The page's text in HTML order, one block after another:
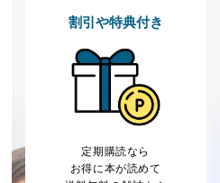
割引や特典付き
定期購読なら
お得に本が読めて